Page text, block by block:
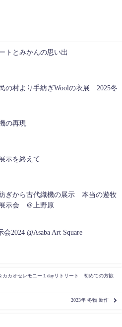
トとみかんの思い出
の村より手紡ぎWoolの衣展 2025冬
の再現
示を終えて
ぎから古代織機の展示 本当の遊牧
示会 ＠上野原
会2024 @Asaba Art Square
カカオセレモニー１dayリトリート 初めての方歓
2023年 冬物 新作